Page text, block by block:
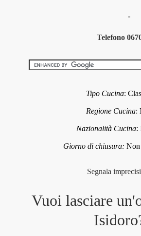
-
Telefono
Tipo Cucina:
Regione Cucina:
Nazionalità Cucina:
Giorno di chiusura: Non
Segnala
Vuoi lasciare
Isidoro